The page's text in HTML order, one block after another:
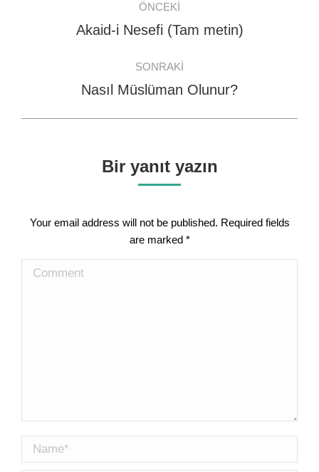
navigation
ÖNCEKI
Previous
Akaid-i Nesefi (Tam metin)
SONRAKI
Next
Nasıl Müslüman Olunur?
Bir yanıt yazın
Your email address will not be published. Required fields
are marked *
Comment
Name *